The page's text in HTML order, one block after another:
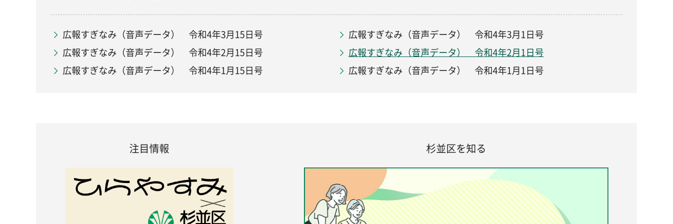
広報すぎなみ（音声データ） 令和4年3月15日号
広報すぎなみ（音声データ） 令和4年3月1日号
広報すぎなみ（音声データ） 令和4年2月15日号
広報すぎなみ（音声データ） 令和4年2月1日号
広報すぎなみ（音声データ） 令和4年1月15日号
広報すぎなみ（音声データ） 令和4年1月1日号
注目情報 杉並区を知る